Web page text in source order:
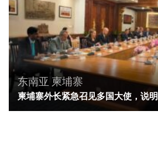
东南亚 柬埔寨
柬埔寨外长紧急召见多国大使，说